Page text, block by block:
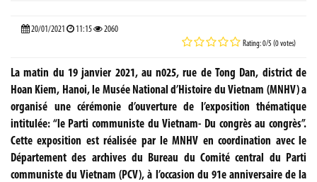
20/01/2021 11:15 2060
Rating: 0/5 (0 votes)
La matin du 19 janvier 2021, au n025, rue de Tong Dan, district de
Hoan Kiem, Hanoi, le Musée National d’Histoire du Vietnam (MNHV) a
organisé une cérémonie d’ouverture de l’exposition thématique
intitulée: “le Parti communiste du Vietnam- Du congrès au congrès”.
Cette exposition est réalisée par le MNHV en coordination avec le
Département des archives du Bureau du Comité central du Parti
communiste du Vietnam (PCV), à l’occasion du 91e anniversaire de la